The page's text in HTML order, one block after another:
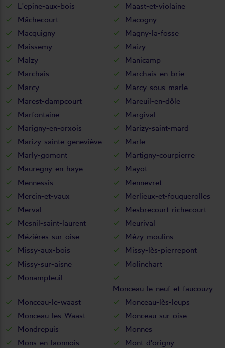
L'epine-aux-bois
Maast-et-violaine
Mâchecourt
Macogny
Macquigny
Magny-la-fosse
Maissemy
Maizy
Malzy
Manicamp
Marchais
Marchais-en-brie
Marcy
Marcy-sous-marle
Marest-dampcourt
Mareuil-en-dôle
Marfontaine
Margival
Marigny-en-orxois
Marizy-saint-mard
Marizy-sainte-geneviève
Marle
Marly-gomont
Martigny-courpierre
Mauregny-en-haye
Mayot
Mennessis
Mennevret
Mercin-et-vaux
Merlieux-et-fouquerolles
Merval
Mesbrecourt-richecourt
Mesnil-saint-laurent
Meurival
Mézières-sur-oise
Mézy-moulins
Missy-aux-bois
Missy-lès-pierrepont
Missy-sur-aisne
Molinchart
Monampteuil
Monceau-le-neuf-et-faucouzy
Monceau-le-waast
Monceau-lès-leups
Monceau-les-Waast
Monceau-sur-oise
Mondrepuis
Monnes
Mons-en-laonnois
Mont-d'origny